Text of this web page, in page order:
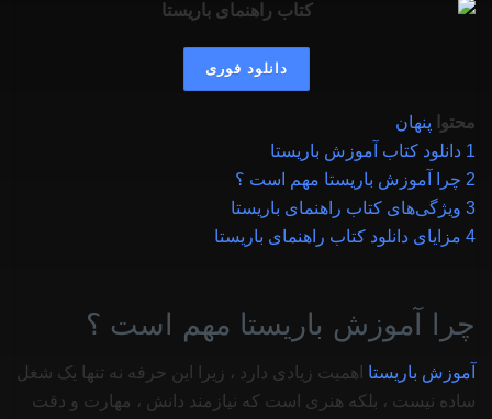
دانلود فوری
محتوا
پنهان
1 دانلود کتاب آموزش باریستا
2 چرا آموزش باریستا مهم است ؟
3 ویژگی‌های کتاب راهنمای باریستا
4 مزایای دانلود کتاب راهنمای باریستا
چرا آموزش باریستا مهم است ؟
آموزش باریستا اهمیت زیادی دارد ، زیرا این حرفه نه تنها یک شغل
ساده نیست ، بلکه هنری است که نیازمند دانش ، مهارت و دقت